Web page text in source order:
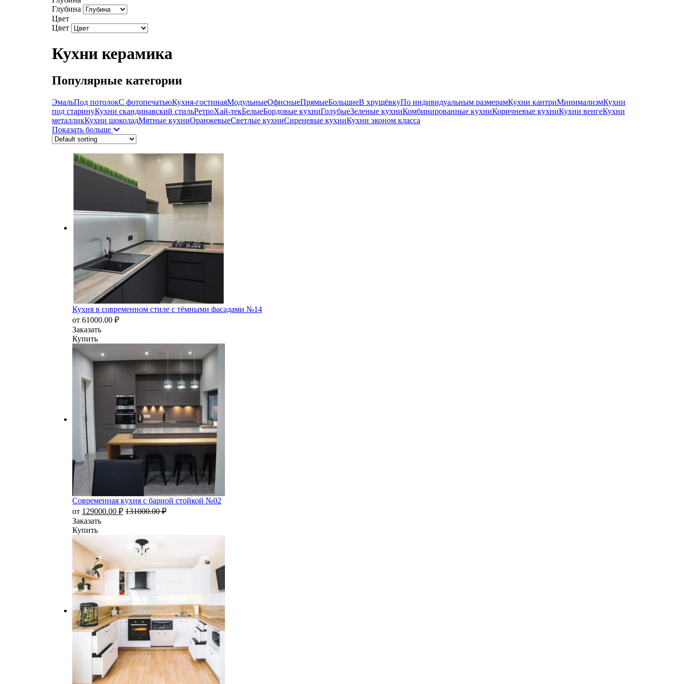
Глубина
Цвет
Цвет
Кухни керамика
Популярные категории
ЭмальПод потолокС фотопечатьюКухня-гостинаяМодульныеОфисныеПрямыеБольшиеВ хрущёвкуПо индивидуальным размерамКухни кантриМинимализмКухни
под старинуКухни скандинавский стильРетроХай-текБелыеБордовые кухниГолубыеЗеленые кухниКомбинированные кухниКоричневые кухниКухни венгеКухни
металликКухни шоколадМятные кухниОранжевыеСветлые кухниСиреневые кухниКухни эконом класса
Показать больше
Кухня в современном стиле с тёмными фасадами №14
от 61000.00 ₽
Заказать
Купить
Современная кухня с барной стойкой №02
от 129000.00 ₽ 131000.00₽
Заказать
Купить